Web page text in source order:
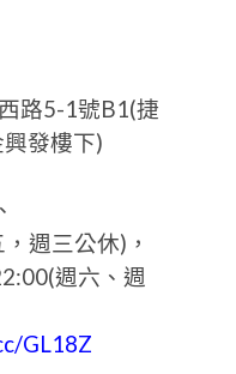
路5-1號B1(捷
發樓下)
週三公休)，
週六、週
GL18Z